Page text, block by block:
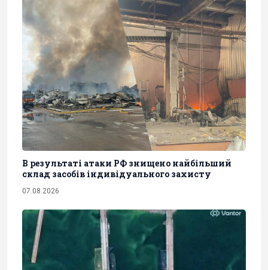
В результаті атаки РФ знищено найбільший
склад засобів індивідуального захисту
07.08.2026